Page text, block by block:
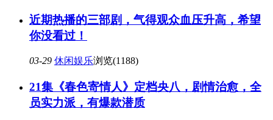
近期热播的三部剧，气得观众血压升高，希望
你没看过！
03-29 休闲娱乐浏览(1188)
21集《春色寄情人》定档央八，剧情治愈，全
员实力派，有爆款潜质